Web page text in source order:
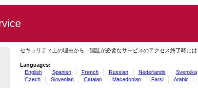
セキュリティ上の理由から，認証が必要なサービスのアクセス終了時に
Languages:
English
Spanish French Russian Nederlands Svenska
Czech
Slovenian Catalan Macedonian Farsi Arabic